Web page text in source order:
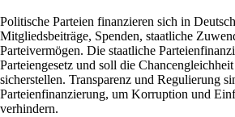
Politische Parteien finanzieren sich in
Mitgliedsbeiträge, Spenden, staatliche
Parteivermögen. Die staatliche
Parteiengesetz und soll die
sicherstellen. Transparenz und Regulierung
Parteienfinanzierung, um Korruption und
verhindern.